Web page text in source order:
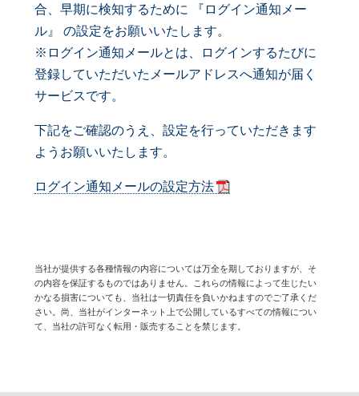
合、早期に検知するために 『ログイン通知メー
ル』 の設定をお願いいたします。
※ログイン通知メールとは、ログインするたびに
登録していただいたメールアドレスへ通知が届く
サービスです。
下記をご確認のうえ、設定を行っていただきます
ようお願いいたします。
ログイン通知メールの設定方法
当社が提供する各種情報の内容については万全を期しておりますが、そ
の内容を保証するものではありません。これらの情報によって生じたい
かなる損害についても、当社は一切責任を負いかねますのでご了承くだ
さい。尚、当社がインターネット上で公開しているすべての情報につい
て、当社の許可なく転用・販売することを禁じます。